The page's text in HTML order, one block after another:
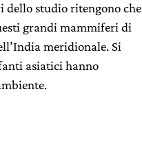
dello studio ritengono che
grandi mammiferi di
meridionale. Si
asiatici hanno